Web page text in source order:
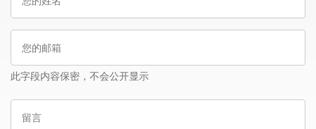
邮
此字段内容保密，不会公开显示